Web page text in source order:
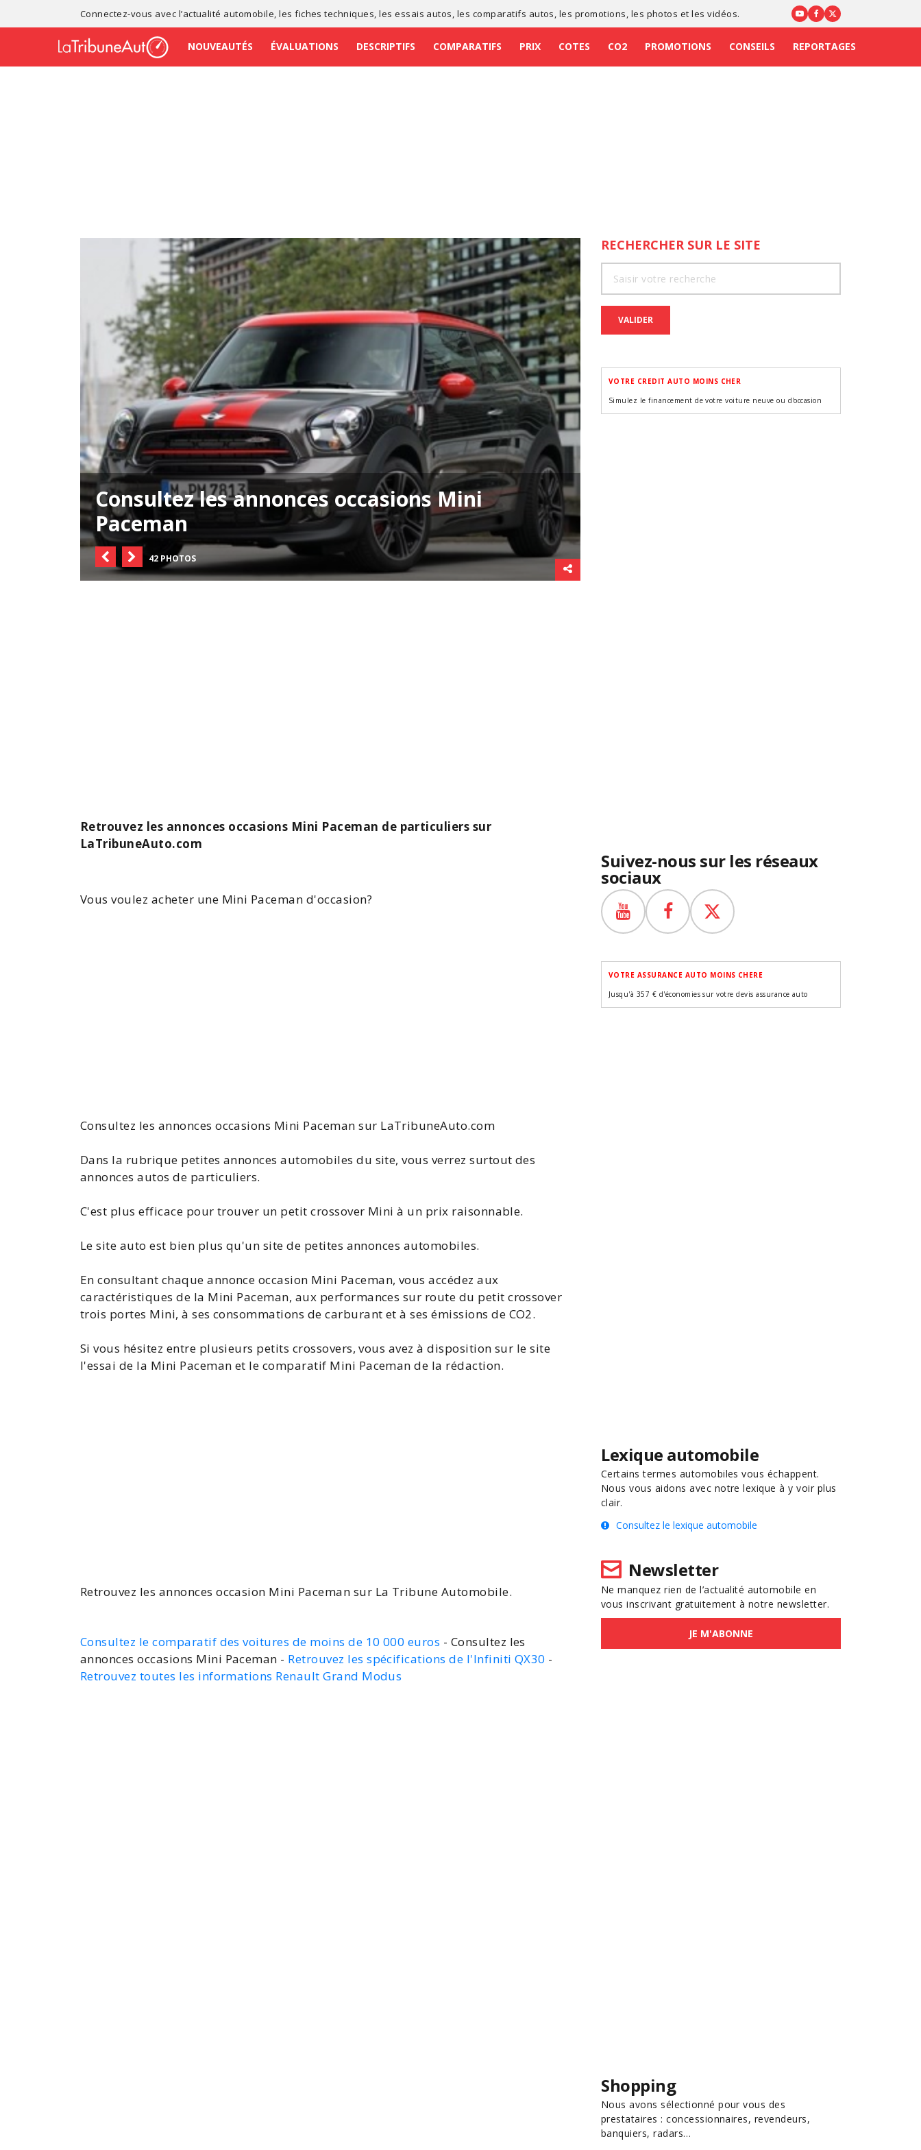
Connectez-vous avec l’actualité automobile , lesfiches techniques , lesessais autos , les comparatifs autos , les promotions , les photos et les vidéos.
NOUVEAUTÉS ÉVALUATIONS DESCRIPTIFS COMPARATIFS PRIX COTES CO2 PROMOTIONS CONSEILS REPORTAGES
Consultez les annonces occasions Mini
Paceman
42 PHOTOS
Retrouvez les annonces occasions Mini Paceman de particuliers sur
LaTribuneAuto.com
Vous voulez acheter une Mini Paceman d'occasion?
Consultez les annonces occasions Mini Paceman sur LaTribuneAuto.com
Dans la rubrique petites annonces automobiles du site, vous verrez surtout des
annonces autos de particuliers.
C'est plus efficace pour trouver un petit crossover Mini à un prix raisonnable.
Le site auto est bien plus qu'un site de petites annonces automobiles.
En consultant chaque annonce occasion Mini Paceman, vous accédez aux
caractéristiques de la Mini Paceman, aux performances sur route du petit crossover
trois portes Mini, à ses consommations de carburant et à ses émissions de CO2.
Si vous hésitez entre plusieurs petits crossovers, vous avez à disposition sur le site
l'essai de la Mini Paceman et le comparatif Mini Paceman de la rédaction.
Retrouvez les annonces occasion Mini Paceman sur La Tribune Automobile.
Consultez le comparatif des voitures de moins de 10 000 euros - Consultez les
annonces occasions Mini Paceman - Retrouvez les spécifications de l'Infiniti QX30 -
Retrouvez toutes les informations Renault Grand Modus
RECHERCHER SUR LE SITE
VALIDER
VOTRE CREDIT AUTO MOINS CHER
Simulez le financement de votre voiture neuve ou d'occasion
Suivez-nous sur les réseaux
sociaux
VOTRE ASSURANCE AUTO MOINS CHERE
Jusqu'à 357 € d'économies sur votre devis assurance auto
Lexique automobile
Certains termes automobiles vous échappent.
Nous vous aidons avec notre lexique à y voir plus
clair.
Consultez le lexique automobile
Newsletter
Ne manquez rien de l’actualité automobile en
vous inscrivant gratuitement à notre newsletter.
JE M'ABONNE
Shopping
Nous avons sélectionné pour vous des
prestataires : concessionnaires, revendeurs,
banquiers, radars…